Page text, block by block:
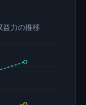
益力の推移